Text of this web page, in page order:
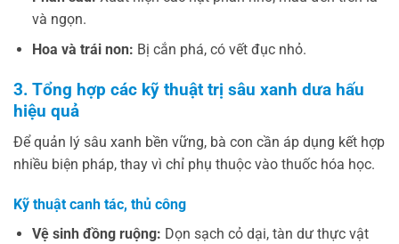
và ngọn.
Hoa và trái non: Bị cắn phá, có vết đục nhỏ.
3. Tổng hợp các kỹ thuật trị sâu xanh dưa hấu
hiệu quả
Để quản lý sâu xanh bền vững, bà con cần áp dụng kết hợp
nhiều biện pháp, thay vì chỉ phụ thuộc vào thuốc hóa học.
Kỹ thuật canh tác, thủ công
Vệ sinh đồng ruộng: Dọn sạch cỏ dại, tàn dư thực vật